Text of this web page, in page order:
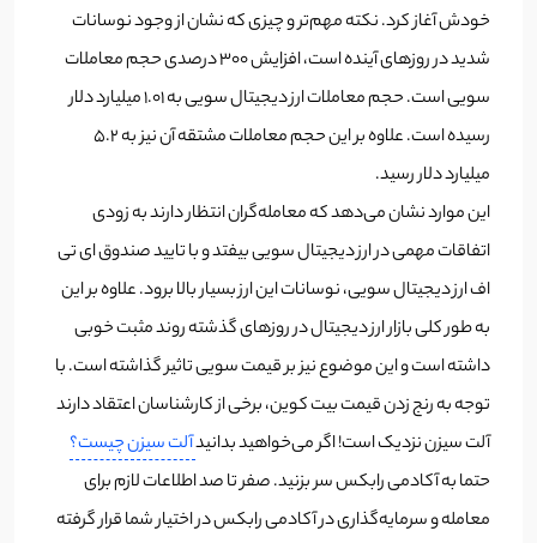
خودش آغاز کرد. نکته مهم‌تر و چیزی که نشان از وجود نوسانات
شدید در روزهای آینده است، افزایش 300 درصدی حجم معاملات
سویی است. حجم معاملات ارز دیجیتال سویی به 1.01 میلیارد دلار
رسیده است. علاوه بر این حجم معاملات مشتقه آن نیز به 5.2
میلیارد دلار رسید.
این موارد نشان می‌دهد که معامله‌گران انتظار دارند به زودی
اتفاقات مهمی در ارز دیجیتال سویی بیفتد و با تایید صندوق ای تی
اف ارز دیجیتال سویی، نوسانات این ارز بسیار بالا برود. علاوه بر این
به طور کلی بازار ارز دیجیتال در روزهای گذشته روند مثبت خوبی
داشته است و این موضوع نیز بر قیمت سویی تاثیر گذاشته است. با
توجه به رنج زدن قیمت بیت کوین، برخی از کارشناسان اعتقاد دارند
آلت سیزن نزدیک است! اگر می‌خواهید بدانیدآلت سیزن چیست؟
حتما به آکادمی رابکس سر بزنید. صفر تا صد اطلاعات لازم برای
معامله و سرمایه‌گذاری در آکادمی رابکس در اختیار شما قرار گرفته